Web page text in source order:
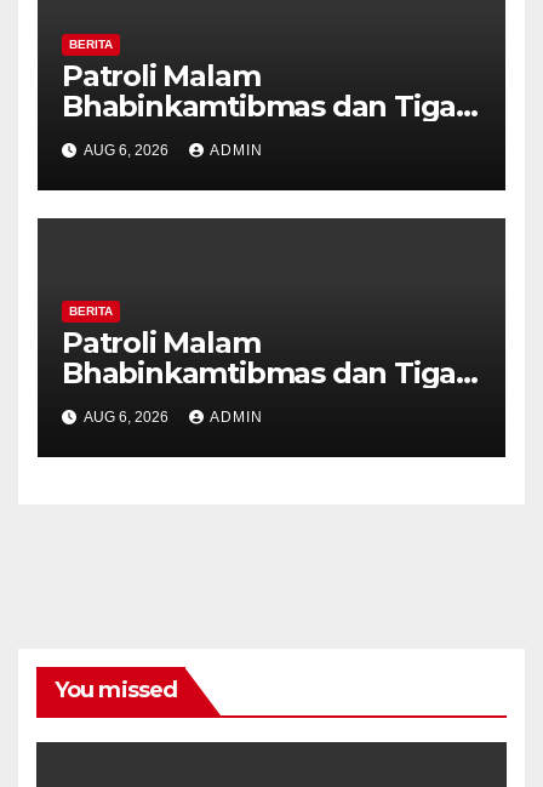
BERITA
Patroli Malam
Bhabinkamtibmas dan Tiga
Pilar Kelurahan Ungaran
Perkuat Kamtibmas, Warga
Diajak Aktifkan Ronda
AUG 6, 2026 ADMIN
BERITA
Patroli Malam
Bhabinkamtibmas dan Tiga
Pilar Kelurahan Ungaran
Perkuat Kamtibmas, Warga
Diajak Aktifkan Ronda
AUG 6, 2026 ADMIN
You missed